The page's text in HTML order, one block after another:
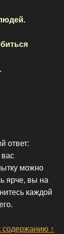
ответ:
можно
ярче, вы на
каждой
содержанию ↑